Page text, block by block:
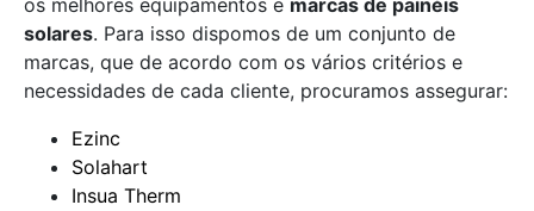
os melhores equipamentos e marcas de painéis
solares. Para isso dispomos de um conjunto de
marcas, que de acordo com os vários critérios e
necessidades de cada cliente, procuramos assegurar:
Ezinc
Solahart
Insua Therm